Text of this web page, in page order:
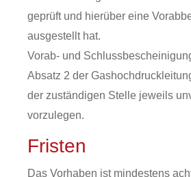
geprüft und hierüber eine
ausgestellt hat.
Vorab- und
Absatz 2 der
der zuständigen Stelle jeweils
vorzulegen.
Fristen
Das Vorhaben ist mindestens